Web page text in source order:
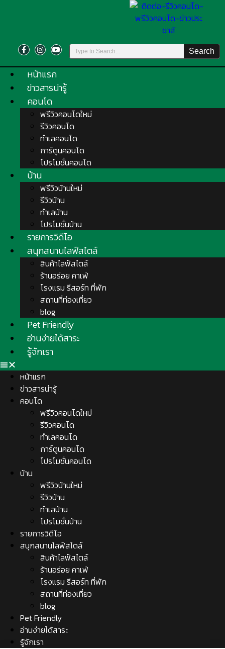
Search
หน้าแรก
ข่าวสารน่ารู้
คอนโด
พรีวิวคอนโดใหม่
รีวิวคอนโด
ทำเลคอนโด
การ์ตูนคอนโด
โปรโมชั่นคอนโด
บ้าน
พรีวิวบ้านใหม่
รีวิวบ้าน
ทำเลบ้าน
โปรโมชั่นบ้าน
รายการวิดีโอ
สนุกสนานไลฟ์สไตล์
สินค้าไลฟ์สไตล์
ร้านอร่อย คาเฟ่
โรงแรม รีสอร์ท ที่พัก
สถานที่ท่องเที่ยว
blog
Pet Friendly
อ่านง่ายได้สาระ
รู้จักเรา
หน้าแรก
ข่าวสารน่ารู้
คอนโด
พรีวิวคอนโดใหม่
รีวิวคอนโด
ทำเลคอนโด
การ์ตูนคอนโด
โปรโมชั่นคอนโด
บ้าน
พรีวิวบ้านใหม่
รีวิวบ้าน
ทำเลบ้าน
โปรโมชั่นบ้าน
รายการวิดีโอ
สนุกสนานไลฟ์สไตล์
สินค้าไลฟ์สไตล์
ร้านอร่อย คาเฟ่
โรงแรม รีสอร์ท ที่พัก
สถานที่ท่องเที่ยว
blog
Pet Friendly
อ่านง่ายได้สาระ
รู้จักเรา